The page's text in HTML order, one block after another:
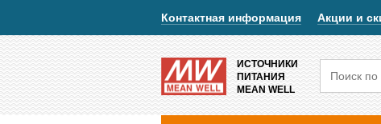
Контактная информация Акции и
ИСТОЧНИКИ
ПИТАНИЯ
MEAN WELL